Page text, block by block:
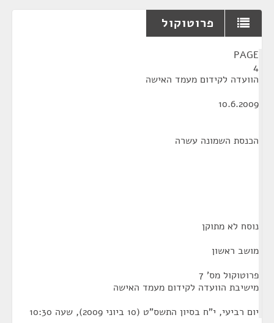
פרוטוקול
PAGE
4
הוועדה לקידום מעמד האישה
10.6.2009
הכנסת השמונה עשרה
נוסח לא מתוקן
מושב ראשון
פרוטוקול מס' 7
מישיבת הוועדה לקידום מעמד האישה
יום רביעי, י"ח בסיון התשס"ט (10 ביוני 2009), שעה 10:30